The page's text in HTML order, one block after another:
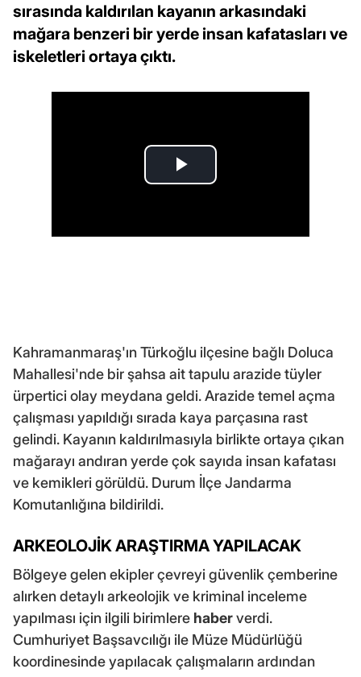
sırasında kaldırılan kayanın arkasındaki
mağara benzeri bir yerde insan kafatasları ve
iskeletleri ortaya çıktı.
Kahramanmaraş'ın Türkoğlu ilçesine bağlı Doluca
Mahallesi'nde bir şahsa ait tapulu arazide tüyler
ürpertici olay meydana geldi. Arazide temel açma
çalışması yapıldığı sırada kaya parçasına rast
gelindi. Kayanın kaldırılmasıyla birlikte ortaya çıkan
mağarayı andıran yerde çok sayıda insan kafatası
ve kemikleri görüldü. Durum İlçe Jandarma
Komutanlığına bildirildi.
ARKEOLOJİK ARAŞTIRMA YAPILACAK
Bölgeye gelen ekipler çevreyi güvenlik çemberine
alırken detaylı arkeolojik ve kriminal inceleme
yapılması için ilgili birimlere haberverdi.
Cumhuriyet Başsavcılığı ile Müze Müdürlüğü
koordinesinde yapılacak çalışmaların ardından